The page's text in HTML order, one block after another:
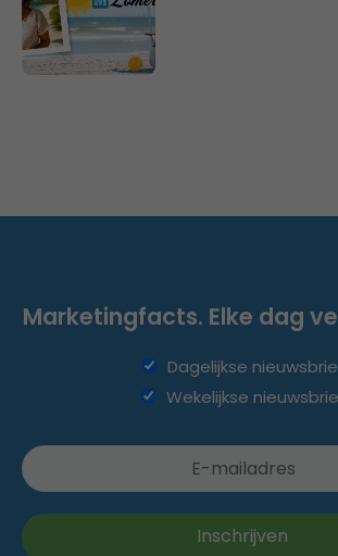
Marketingfacts. Elke dag
Dagelijkse
Wekelijkse